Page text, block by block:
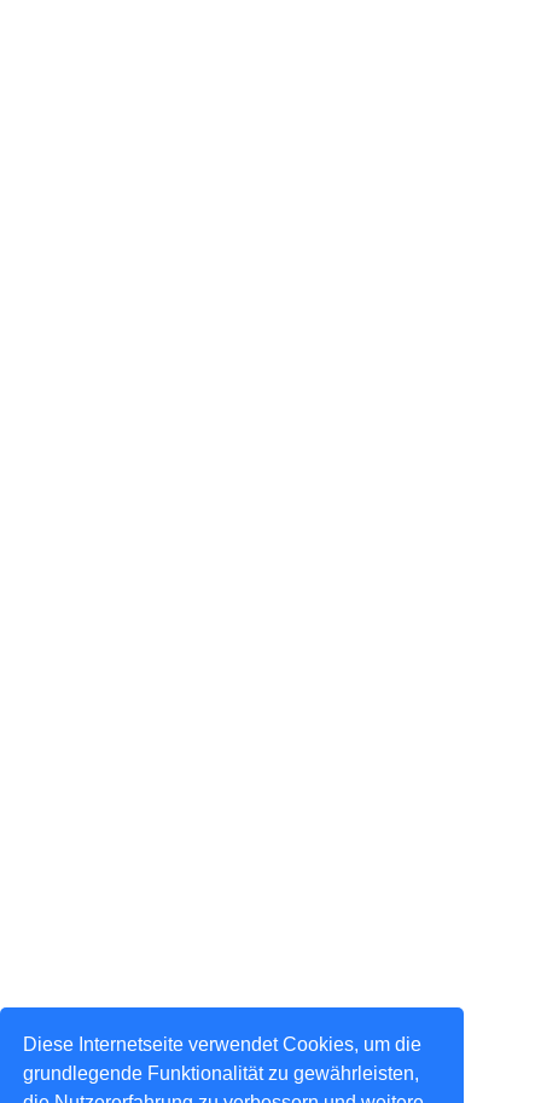
Diese Internetseite verwendet Cookies, um die
grundlegende Funktionalität zu gewährleisten,